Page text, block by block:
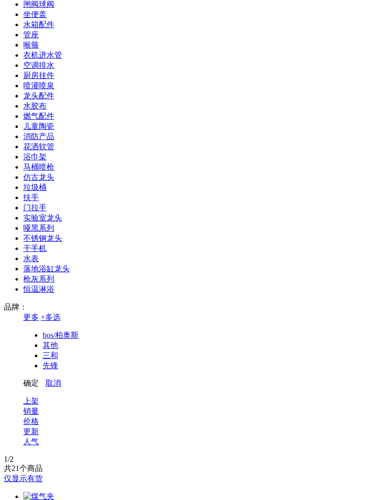
闸阀球阀
坐便盖
水箱配件
管座
喉箍
衣机进水管
空调排水
厨房挂件
喷灌喷泉
龙头配件
水胶布
燃气配件
儿童陶瓷
消防产品
花洒软管
浴巾架
马桶喷枪
仿古龙头
垃圾桶
扶手
门拉手
实验室龙头
哑黑系列
不锈钢龙头
干手机
水表
落地浴缸龙头
枪灰系列
恒温淋浴
品牌：
更多 +多选
bos/柏奥斯
其他
三和
先锋
确定
取消
上架
销量
价格
更新
人气
1/2
共21个商品
仅显示有货